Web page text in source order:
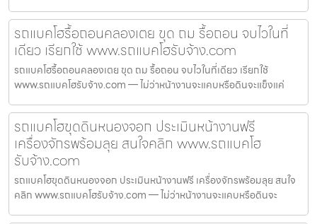
รถแบคโฮรื้อถอนคลองเตย ขุด ถม รื้อถอน จบไวในที่
เดียว เรียกใช้ www.รถแบคโฮรับจ้าง.com
รถแบคโฮรื้อถอนคลองเตย ขุด ถม รื้อถอน จบไวในที่เดียว เรียกใช้
www.รถแบคโฮรับจ้าง.com — ไม่ว่าหน้างานจะแคบหรือดินจะแข็งแค่
รถแบคโฮขุดดินหนองจอก ประเมินหน้างานฟรี
เครื่องจักรพร้อมลุย สนใจคลิก www.รถแบคโฮ
รับจ้าง.com
รถแบคโฮขุดดินหนองจอก ประเมินหน้างานฟรี เครื่องจักรพร้อมลุย สนใจ
คลิก www.รถแบคโฮรับจ้าง.com — ไม่ว่าหน้างานจะแคบหรือดินจะ